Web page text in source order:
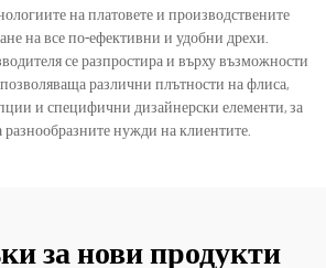
на платовете и производствените
на все по-ефективни и удобни дрехи.
се разпростира и върху възможности
различни плътности на флиса,
и специфични дизайнерски елементи, за
разнообразните нужди на клиентите.
за нови продукти